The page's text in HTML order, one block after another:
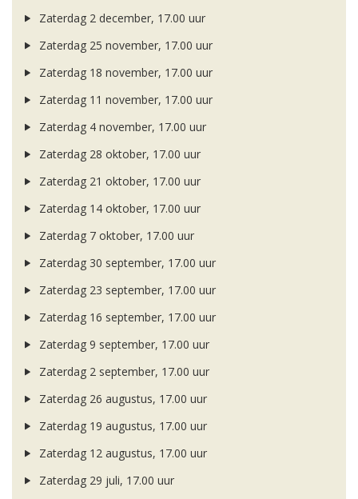
Zaterdag 2 december, 17.00 uur
Zaterdag 25 november, 17.00 uur
Zaterdag 18 november, 17.00 uur
Zaterdag 11 november, 17.00 uur
Zaterdag 4 november, 17.00 uur
Zaterdag 28 oktober, 17.00 uur
Zaterdag 21 oktober, 17.00 uur
Zaterdag 14 oktober, 17.00 uur
Zaterdag 7 oktober, 17.00 uur
Zaterdag 30 september, 17.00 uur
Zaterdag 23 september, 17.00 uur
Zaterdag 16 september, 17.00 uur
Zaterdag 9 september, 17.00 uur
Zaterdag 2 september, 17.00 uur
Zaterdag 26 augustus, 17.00 uur
Zaterdag 19 augustus, 17.00 uur
Zaterdag 12 augustus, 17.00 uur
Zaterdag 29 juli, 17.00 uur